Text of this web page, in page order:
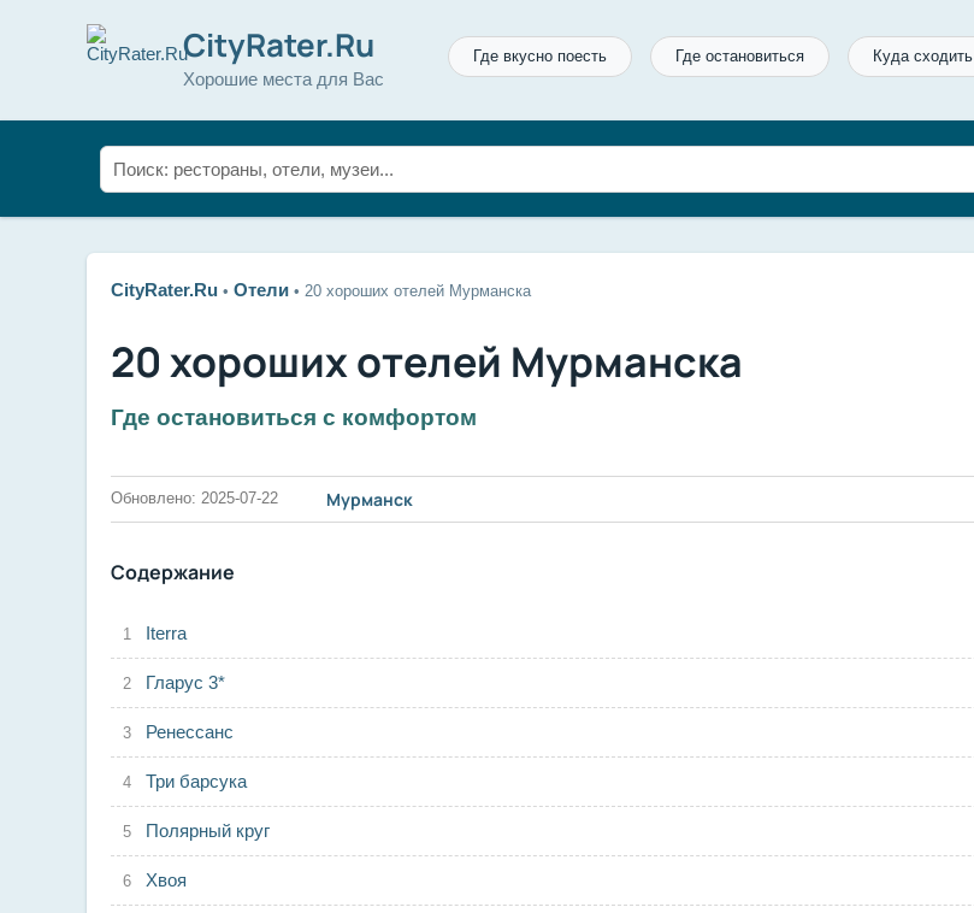
CityRater.Ru
Хорошие места для Вас
Где вкусно поесть Где остановиться Куда сходить
CityRater.Ru • Отели • 20 хороших отелей Мурманска
20 хороших отелей Мурманска
Где остановиться с комфортом
Обновлено: 2025-07-22 Мурманск
Содержание
Iterra
Гларус 3*
Ренессанс
Три барсука
Полярный круг
Хвоя